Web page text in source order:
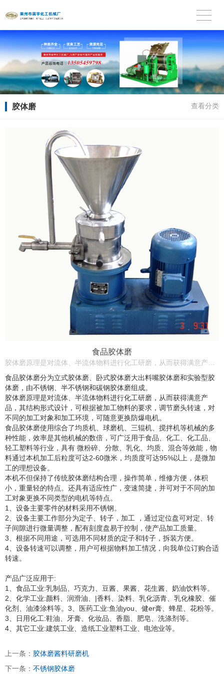
胶体磨 查看分类
食品胶体磨
胶体磨原理是对流体、半流体物料进行化工研磨，从而获得满意产品，其结构形式设计，可根据被加工物料的要求，调节磨头转速，对不同的加工对象和加工环境，可随意更换防爆电机。
食品胶体磨分为立式胶体磨、卧式胶体磨大出料嘴胶体磨和实验型胶
体磨，由不锈钢、半不锈钢和碳钢胶体磨组成。
胶体磨原理是对流体、半流体物料进行化工研磨，从而获得满意产
品，其结构形式设计，可根据被加工物料的要求，调节磨头转速，对
不同的加工对象和加工环境，可随意更换防爆电机。
食品胶体磨使用综合了均质机、球磨机、三辊机、搅拌机等机械的多
种性能，效率是其他机械的数倍，可广泛用于食品、化工、化工品、
轻工塑料等行业，具有 微粉碎、分散、乳化、均质、混合等效能，物
料通过本机加工后粒度可达2-60微米，均质度可达95%以上，是微加
工的理想设备。
本机不但保持了传统胶体磨结构合理，操作简单，维修方便，体积
小，重量轻的特点。还具有适应性广，变速简捷，并可对于不同的加
工对象更换不同类型的电机等特点。
1、设备主要零件的材料采用不锈钢。
2、设备主要工作部分为定子、转子，加工 ，通过定位盘可对定、转
子间隙进行微量调整，配有刻度盘易于控制，使产品加工质量。
3、根据不同用途，可选用不同材质的定子和转子，拆装方便。
4、设备转速可以调整，用户可根据物料加工情况，向我单位订购合适
转速。
产品广泛应用于:
1、食品工业:乳制品、巧克力、豆酱、果酱、花生酱、奶油饮料等。
2、化学工业:颜料、润滑油、|香料、染料、乳化沥青、乳化橡胶、催
化剂、油漆涂料等。3、医药工业:鱼油you、健er膏、蜂星、花粉等。
3、日用化工:鞋油、牙膏、化妆品、香脂、肥皂、洗涤剂等。
4、其它工业:建筑工业、造纸工业塑料工业、电池业等。
上一条： 胶体磨酱料研磨机
下一条： 不锈钢胶体磨